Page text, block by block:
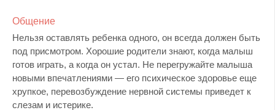
Общение
Нельзя оставлять ребенка одного, он всегда должен быть
под присмотром. Хорошие родители знают, когда малыш
готов играть, а когда он устал. Не перегружайте малыша
новыми впечатлениями — его психическое здоровье еще
хрупкое, перевозбуждение нервной системы приведет к
слезам и истерике.